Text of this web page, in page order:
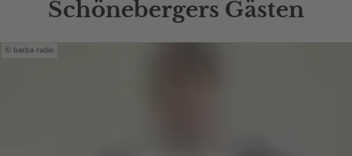
Schönebergers Gästen
barba radio